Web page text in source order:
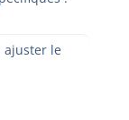
ajuster le